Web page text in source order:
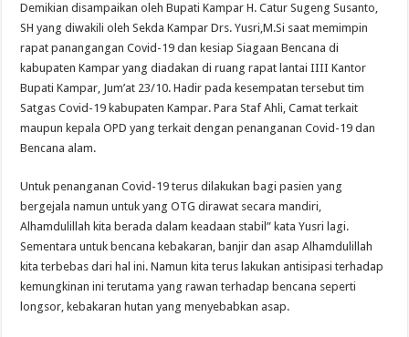
Demikian disampaikan oleh Bupati Kampar H. Catur Sugeng Susanto,
SH yang diwakili oleh Sekda Kampar Drs. Yusri,M.Si saat memimpin
rapat panangangan Covid-19 dan kesiap Siagaan Bencana di
kabupaten Kampar yang diadakan di ruang rapat lantai IIII Kantor
Bupati Kampar, Jum’at 23/10. Hadir pada kesempatan tersebut tim
Satgas Covid-19 kabupaten Kampar. Para Staf Ahli, Camat terkait
maupun kepala OPD yang terkait dengan penanganan Covid-19 dan
Bencana alam.
Untuk penanganan Covid-19 terus dilakukan bagi pasien yang
bergejala namun untuk yang OTG dirawat secara mandiri,
Alhamdulillah kita berada dalam keadaan stabil” kata Yusri lagi.
Sementara untuk bencana kebakaran, banjir dan asap Alhamdulillah
kita terbebas dari hal ini. Namun kita terus lakukan antisipasi terhadap
kemungkinan ini terutama yang rawan terhadap bencana seperti
longsor, kebakaran hutan yang menyebabkan asap.